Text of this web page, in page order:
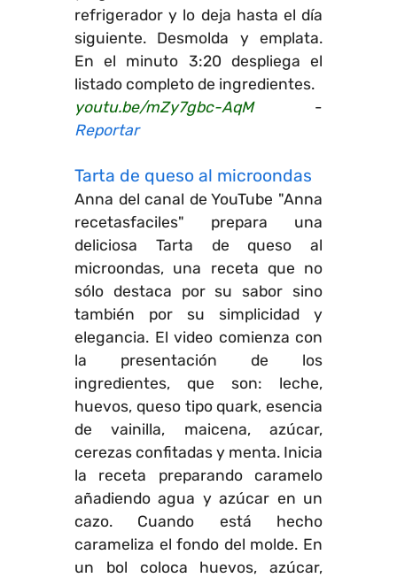
refrigerador y lo deja hasta el día
siguiente. Desmolda y emplata.
En el minuto 3:20 despliega el
listado completo de ingredientes.
youtu.be/mZy7gbc-AqM-
Reportar
Tarta de queso al microondas
Anna del canal de YouTube "Anna
recetasfaciles" prepara una
deliciosa Tarta de queso al
microondas, una receta que no
sólo destaca por su sabor sino
también por su simplicidad y
elegancia. El video comienza con
la presentación de los
ingredientes, que son: leche,
huevos, queso tipo quark, esencia
de vainilla, maicena, azúcar,
cerezas confitadas y menta. Inicia
la receta preparando caramelo
añadiendo agua y azúcar en un
cazo. Cuando está hecho
carameliza el fondo del molde. En
un bol coloca huevos, azúcar,